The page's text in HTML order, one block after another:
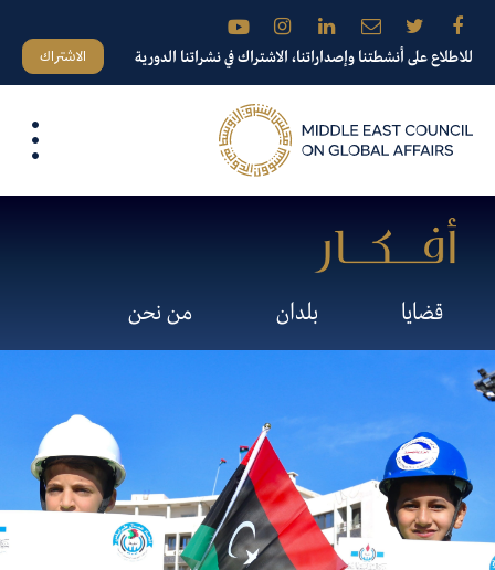
للاطلاع على أنشطتنا وإصداراتنا، الاشتراك في نشراتنا الدورية الاشتراك
قضايا بلدان من نحن